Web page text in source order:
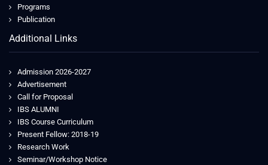
Programs
Publication
Additional Links
Admission 2026-2027
Advertisement
Call for Proposal
IBS ALUMNI
IBS Course Curriculum
Present Fellow: 2018-19
Research Work
Seminar/Workshop Notice